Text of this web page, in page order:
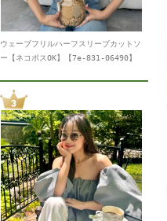
ウェーブフリルハーフスリーブカットソ
ー【ネコポスOK】【7e-831-06490】